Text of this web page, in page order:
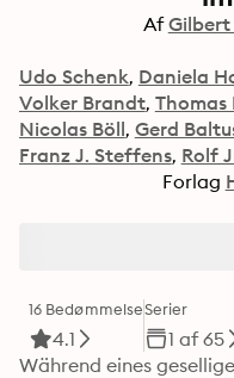
Af
Udo Schenk Daniela
Volker Brandt Thomas
Nicolas Böll Gerd
Franz J. Steffens Rolf
Forlag
16 Bedømmelse
4.1
Serier
1 af 65
Während eines